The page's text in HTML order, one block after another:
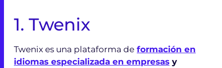
1. Twenix
Twenix es una plataforma de formación en
idiomas especializada en empresas y